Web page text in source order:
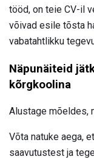
tööd, on teie CV-il
võivad esile tõsta
vabatahtlikku
Näpunäiteid
kõrgkoolina
Alustage mõeldes,
Võta natuke aega,
saavutustest ja